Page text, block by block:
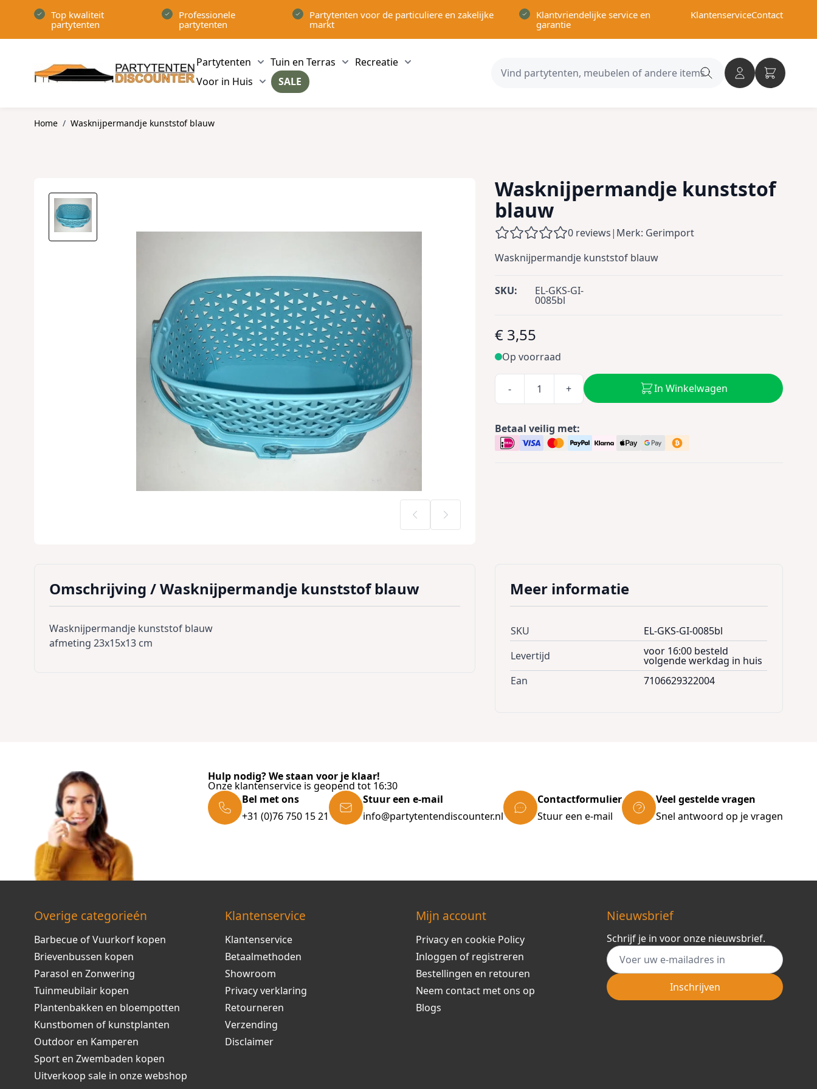
Top kwaliteit
partytenten
Professionele
partytenten
Partytenten voor de particuliere en zakelijke
markt
Klantvriendelijke service en
garantie
KlantenserviceContact
Partytenten
Show submenu for Partytenten category
Tuin en Terras
Show submenu for Tuin en Terras category
Recreatie
Show submenu for Recreatie category
Voor in Huis
Show submenu for Voor in Huis category
SALE
Search
Home / Wasknijpermandje kunststof blauw
Wasknijpermandje kunststof
blauw
0 reviews| Merk: Gerimport
Wasknijpermandje kunststof blauw
SKU: EL-GKS-GI-
0085bl
€ 3,55
Op voorraad
- + In Winkelwagen
Betaal veilig met:
Omschrijving /Wasknijpermandje kunststof blauw
Wasknijpermandje kunststof blauw
afmeting 23x15x13 cm
Meer informatie
SKU
EL-GKS-GI-0085bl
Levertijd
voor 16:00 besteld
volgende werkdag in huis
Ean
7106629322004
Hulp nodig? We staan voor je klaar!
Onze klantenservice is geopend tot 16:30
Bel met ons
+31 (0)76 750 15 21
Stuur een e-mail
info@partytentendiscounter.nl
Contactformulier
Stuur een e-mail
Veel gestelde vragen
Snel antwoord op je vragen
Overige categorieén
Barbecue of Vuurkorf kopen
Brievenbussen kopen
Parasol en Zonwering
Tuinmeubilair kopen
Plantenbakken en bloempotten
Kunstbomen of kunstplanten
Outdoor en Kamperen
Sport en Zwembaden kopen
Uitverkoop sale in onze webshop
Klantenservice
Klantenservice
Betaalmethoden
Showroom
Privacy verklaring
Retourneren
Verzending
Disclaimer
Mijn account
Privacy en cookie Policy
Inloggen of registreren
Bestellingen en retouren
Neem contact met ons op
Blogs
Nieuwsbrief
Schrijf je in voor onze nieuwsbrief.
E-mail adres
Inschrijven